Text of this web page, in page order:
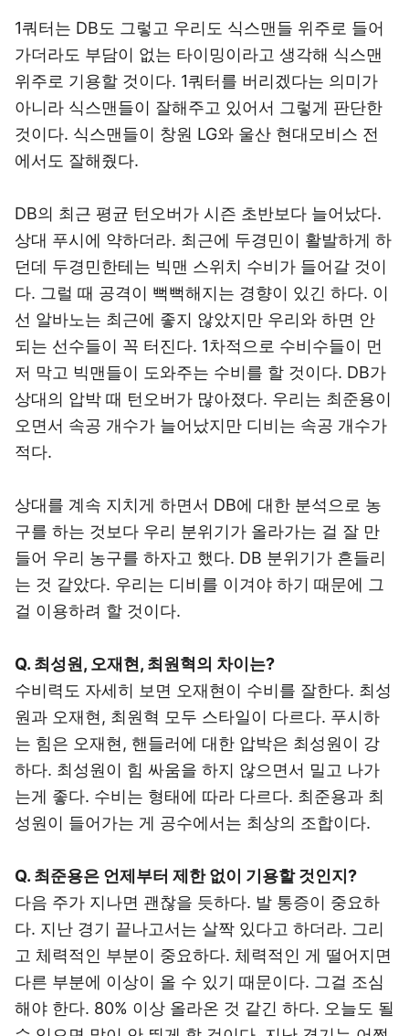
1쿼터는 DB도 그렇고 우리도 식스맨들 위주로 들어
가더라도 부담이 없는 타이밍이라고 생각해 식스맨
위주로 기용할 것이다. 1쿼터를 버리겠다는 의미가
아니라 식스맨들이 잘해주고 있어서 그렇게 판단한
것이다. 식스맨들이 창원 LG와 울산 현대모비스 전
에서도 잘해줬다.
DB의 최근 평균 턴오버가 시즌 초반보다 늘어났다.
상대 푸시에 약하더라. 최근에 두경민이 활발하게 하
던데 두경민한테는 빅맨 스위치 수비가 들어갈 것이
다. 그럴 때 공격이 뻑뻑해지는 경향이 있긴 하다. 이
선 알바노는 최근에 좋지 않았지만 우리와 하면 안
되는 선수들이 꼭 터진다. 1차적으로 수비수들이 먼
저 막고 빅맨들이 도와주는 수비를 할 것이다. DB가
상대의 압박 때 턴오버가 많아졌다. 우리는 최준용이
오면서 속공 개수가 늘어났지만 디비는 속공 개수가
적다.
상대를 계속 지치게 하면서 DB에 대한 분석으로 농
구를 하는 것보다 우리 분위기가 올라가는 걸 잘 만
들어 우리 농구를 하자고 했다. DB 분위기가 흔들리
는 것 같았다. 우리는 디비를 이겨야 하기 때문에 그
걸 이용하려 할 것이다.
Q. 최성원, 오재현, 최원혁의 차이는?
수비력도 자세히 보면 오재현이 수비를 잘한다. 최성
원과 오재현, 최원혁 모두 스타일이 다르다. 푸시하
는 힘은 오재현, 핸들러에 대한 압박은 최성원이 강
하다. 최성원이 힘 싸움을 하지 않으면서 밀고 나가
는게 좋다. 수비는 형태에 따라 다르다. 최준용과 최
성원이 들어가는 게 공수에서는 최상의 조합이다.
Q. 최준용은 언제부터 제한 없이 기용할 것인지?
다음 주가 지나면 괜찮을 듯하다. 발 통증이 중요하
다. 지난 경기 끝나고서는 살짝 있다고 하더라. 그리
고 체력적인 부분이 중요하다. 체력적인 게 떨어지면
다른 부분에 이상이 올 수 있기 때문이다. 그걸 조심
해야 한다. 80% 이상 올라온 것 같긴 하다. 오늘도 될